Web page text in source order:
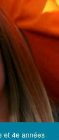
et 4e années